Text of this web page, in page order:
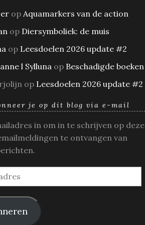
op Aquamarkers van de action
op Diersymboliek: de muis
op Leesdoelen 2026 update #2
l Sylluna op Beschadigde boeken
op Leesdoelen 2026 update #2
je op dit blog via e-mail
in om in te schrijven op deze
te ontvangen van